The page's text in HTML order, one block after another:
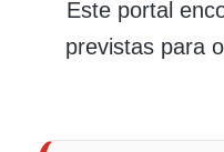
Este portal
previstas para